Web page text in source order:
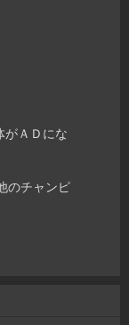
がＡＤにな
のチャンピ